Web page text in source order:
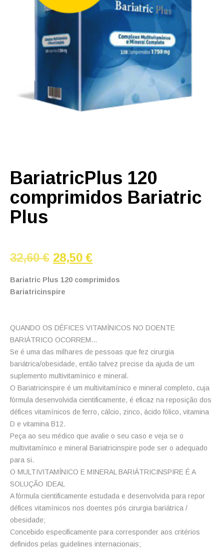
BariatricPlus 120
comprimidos Bariatric
Plus
32,60€ O
original
era:
28,50€O
atual
Bariatric Plus 120 comprimidos
Bariatricinspire
QUANDO OS DÉFICES VITAMÍNICOS NO DOENTE
BARIÁTRICO OCORREM…
Se é uma das milhares de pessoas que fez cirurgia
bariátrica/obesidade, então talvez precise da ajuda de um
suplemento multivitamínico e mineral.
O Bariatricinspire é um multivitamínico e mineral completo, cuja
fórmula desenvolvida cientificamente, é eficaz na reposição dos
défices vitamínicos de ferro, cálcio, zinco, ácido fólico, vitamina
D e vitamina B12.
Peça ao seu médico que avalie o seu caso e veja se o
multivitamínico e mineral Bariatricinspire pode ser o adequado
para si.
O MULTIVITAMÍNICO E MINERAL BARIÁTRICINSPIRE É A
SOLUÇÃO IDEAL
A fórmula cientificamente estudada e desenvolvida para repor
défices vitamínicos nos doentes pós cirurgia bariátrica /
obesidade;
Concebido especificamente para corresponder aos critérios
definidos pelas guidelines internacionais;
cicap@cicap.pt
www.consumidor.pt